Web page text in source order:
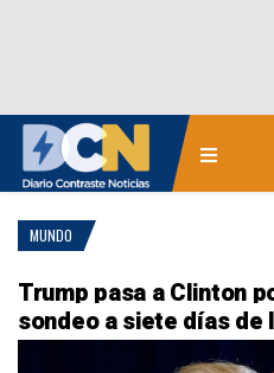
MUNDO
Trump pasa a Clinton
sondeo a siete días de